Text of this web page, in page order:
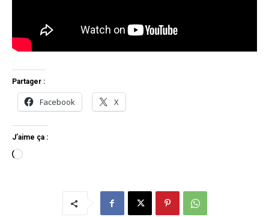
Partager :
Facebook X
J’aime ça :
C